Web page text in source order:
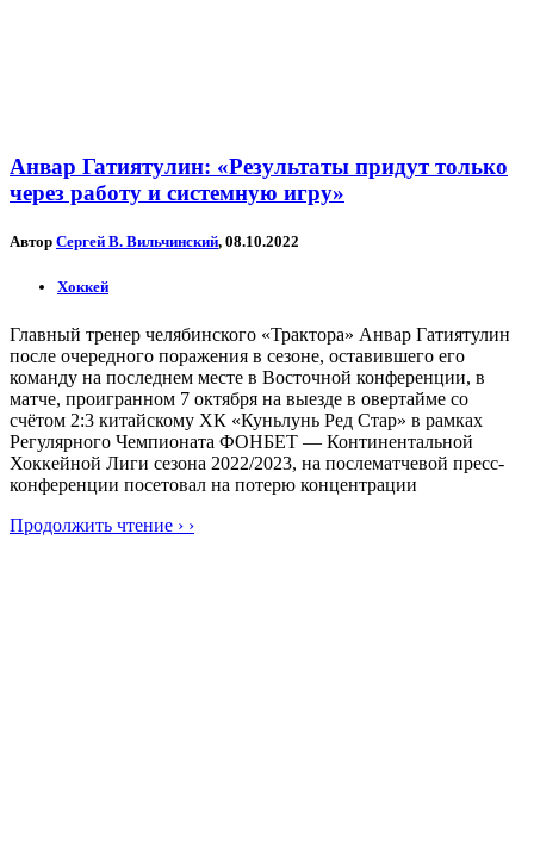
Анвар Гатиятулин: «Результаты придут только
через работу и системную игру»
Автор Сергей В. Вильчинский, 08.10.2022
Хоккей
Главный тренер челябинского «Трактора» Анвар Гатиятулин
после очередного поражения в сезоне, оставившего его
команду на последнем месте в Восточной конференции, в
матче, проигранном 7 октября на выезде в овертайме со
счётом 2:3 китайскому ХК «Куньлунь Ред Стар» в рамках
Регулярного Чемпионата ФОНБЕТ — Континентальной
Хоккейной Лиги сезона 2022/2023, на послематчевой пресс-
конференции посетовал на потерю концентрации
Продолжить чтение › ›